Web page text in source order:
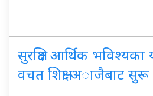
सुरक्षित आर्थिक
वचत शिक्षा अाजैबाट सुरू